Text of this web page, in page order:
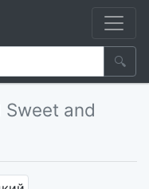
🔍
Sweet and